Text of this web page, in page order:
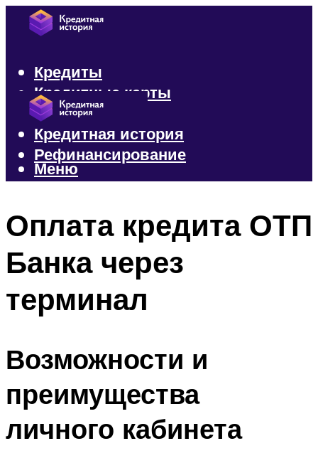
Кредиты
Кредитные карты
Микрозаймы
Кредитная история
Рефинансирование
Меню
Оплата кредита ОТП
Банка через
терминал
Возможности и
преимущества
личного кабинета